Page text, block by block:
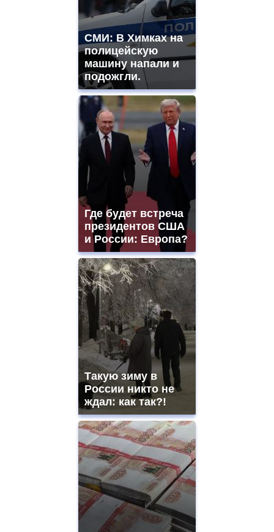
СМИ: В Химках на
полицейскую
машину напали и
подожгли.
Где будет встреча
президентов США
и России: Европа?
Такую зиму в
России никто не
ждал: как так?!